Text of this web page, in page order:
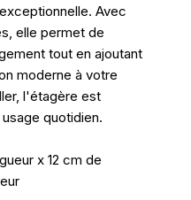
Avec
elle permet de
tout en ajoutant
moderne à votre
l'étagère est
quotidien.
x 12 cm de